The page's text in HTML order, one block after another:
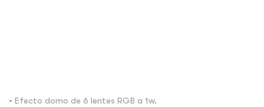
• Efecto domo de 6 lentes RGB a 1w.